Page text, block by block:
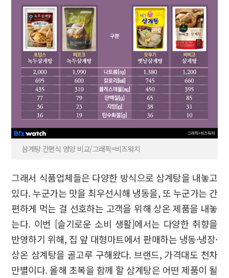
삼계탕 간편식 영양 비교/그래픽=비즈워치
그래서 식품업체들은 다양한 방식으로 삼계탕을 내놓고
있다. 누군가는 맛을 최우선시해 냉동을, 또 누군가는 간
편하게 먹는 걸 선호하는 고객을 위해 상온 제품을 내놓
는다. 이번 [슬기로운 소비 생활]에서는 다양한 취향을
반영하기 위해, 집 앞 대형마트에서 판매하는 냉동·냉장·
상온 삼계탕을 골고루 구해왔다. 브랜드, 가격대도 천차
만별이다. 올해 초복을 함께 할 삼계탕은 어떤 제품이 될